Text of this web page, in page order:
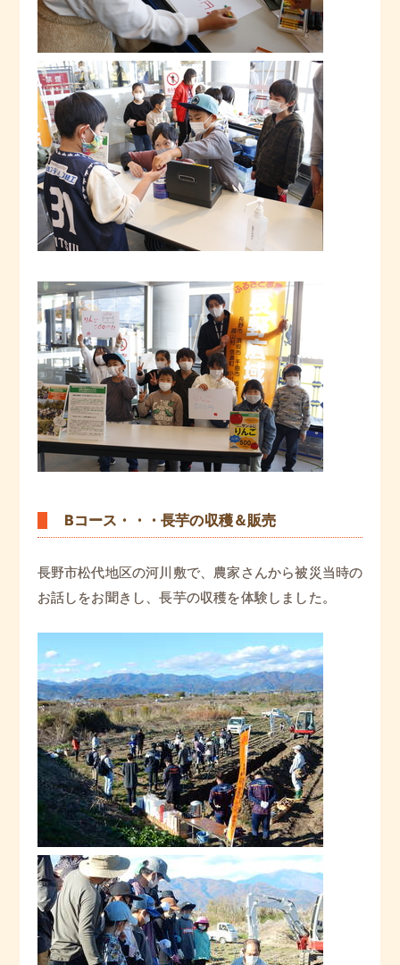
Bコース・・・長芋の収穫＆販売
長野市松代地区の河川敷で、農家さんから被災当時の
お話しをお聞きし、長芋の収穫を体験しました。